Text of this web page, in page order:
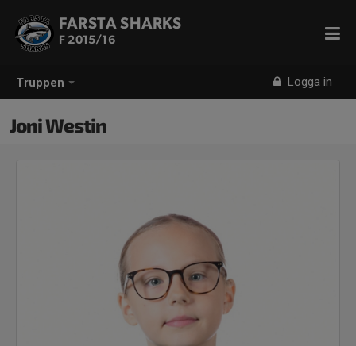
Truppen Logga in
FARSTA SHARKS
F 2015/16
Joni Westin